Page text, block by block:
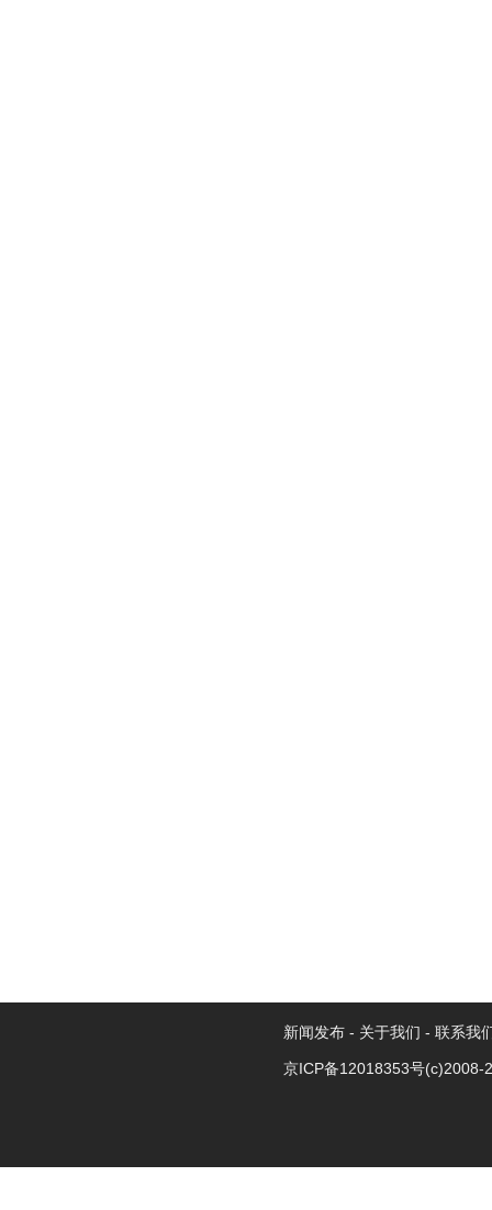
新闻发布- 关于我们 - 联系我
京ICP备12018353号(c)2008-